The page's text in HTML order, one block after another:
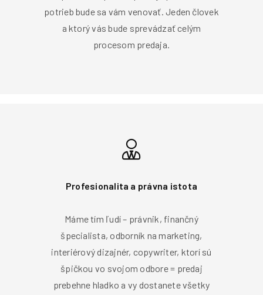
potrieb bude sa vám venovať. Jeden človek
a ktorý vás bude sprevádzať celým
procesom predaja.
Profesionalita a právna istota
Máme tím ľudí – právnik, finančný
špecialista, odborník na marketing,
interiérový dizajnér, copywriter, ktorí sú
špičkou vo svojom odbore = predaj
prebehne hladko a vy dostanete všetky